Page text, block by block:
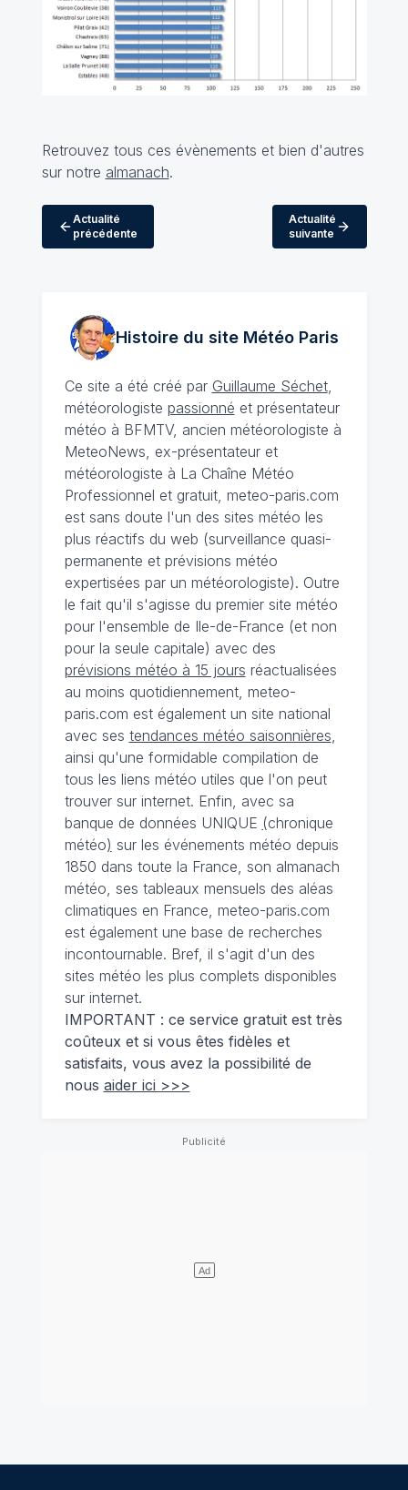
Retrouvez tous ces évènements et bien d'autres
sur notre almanach.
Actualité
précédente
Actualité
suivante
Histoire du site MétéoParis
Ce site a été créé par Guillaume Séchet,
météorologiste passionné et présentateur
météo à BFMTV, ancien météorologiste à
MeteoNews, ex-présentateur et
météorologiste à La Chaîne Météo
Professionnel et gratuit, meteo-paris.com
est sans doute l'un des sites météo les
plus réactifs du web (surveillance quasi-
permanente et prévisions météo
expertisées par un météorologiste). Outre
le fait qu'il s'agisse du premier site météo
pour l'ensemble de Ile-de-France (et non
pour la seule capitale) avec des
prévisions météo à 15 jours réactualisées
au moins quotidiennement, meteo-
paris.com est également un site national
avec ses tendances météo saisonnières,
ainsi qu'une formidable compilation de
tous les liens météo utiles que l'on peut
trouver sur internet. Enfin, avec sa
banque de données UNIQUE (chronique
météo) sur les événements météo depuis
1850 dans toute la France, son almanach
météo, ses tableaux mensuels des aléas
climatiques en France, meteo-paris.com
est également une base de recherches
incontournable. Bref, il s'agit d'un des
sites météo les plus complets disponibles
sur internet.
IMPORTANT : ce service gratuit est très
coûteux et si vous êtes fidèles et
satisfaits, vous avez la possibilité de
nous aider ici >>>